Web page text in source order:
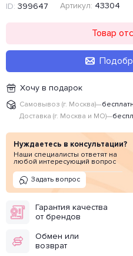
ID: 399647 Артикул: 43304
Товар
Хочу в подарок
Самовывоз (г. Москва)—
Доставка (г. Москва и МО)—
Нуждаетесь в консультации?
Наши специалисты ответят на
любой интересующий вопрос
Задать вопрос
Гарантия качества
от брендов
Обмен или
возврат